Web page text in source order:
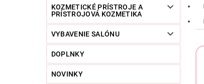
KOZMETICKÉ PRÍSTROJE A
PRÍSTROJOVÁ KOZMETIKA
VYBAVENIE SALÓNU
DOPLNKY
NOVINKY